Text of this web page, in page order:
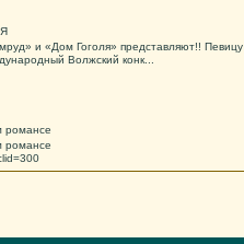
и «Дом Гоголя» представляют!! Певицу
Волжский конк...
романсе
романсе